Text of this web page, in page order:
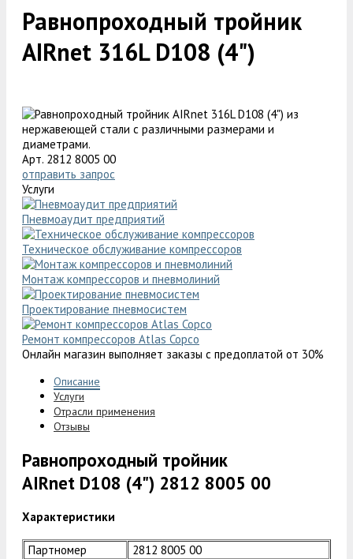
Равнопроходный тройник
AIRnet 316L D108 (4")
Арт. 2812 8005 00
отправить запрос
Услуги
Пневмоаудит предприятий
Техническое обслуживание компрессоров
Монтаж компрессоров и пневмолиний
Проектирование пневмосистем
Ремонт компрессоров Atlas Copco
Онлайн магазин выполняет заказы с предоплатой от 30%
Описание
Услуги
Отрасли применения
Отзывы
Равнопроходный тройник
AIRnet D108 (4") 2812 8005 00
Характеристики
Партномер
2812 8005 00